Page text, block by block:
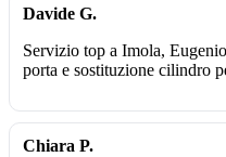
Davide G.
Servizio top a Imola,
porta e sostituzione cilindro
Chiara P.